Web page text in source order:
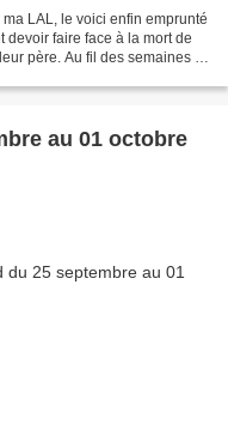
LAL, le voici enfin emprunté
devoir faire face à la mort de
père. Au fil des semaines et
au 01 octobre